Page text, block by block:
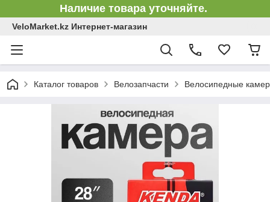
Наличие товара уточняйте.
VeloMarket.kz Интернет-магазин
Каталог товаров Велозапчасти Велосипедные